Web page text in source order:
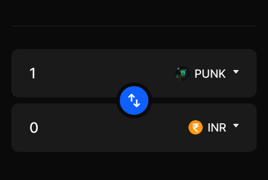
PUNK
INR